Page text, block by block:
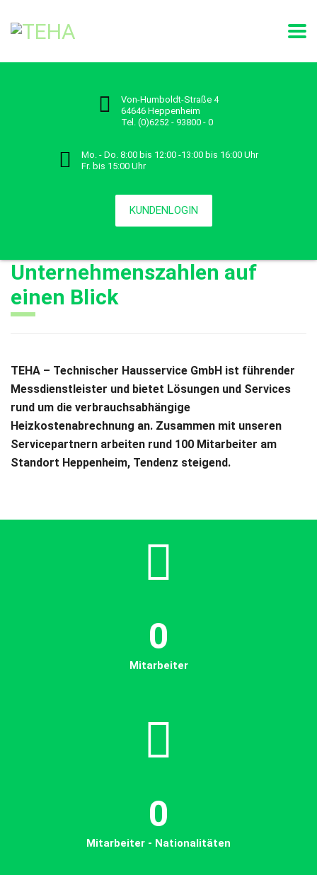
Von-Humboldt-Straße 4
64646 Heppenheim
Tel. (0)6252 - 93800 - 0
Mo. - Do. 8:00 bis 12:00 -13:00 bis 16:00 Uhr
Fr. bis 15:00 Uhr
KUNDENLOGIN
Unternehmenszahlen auf
einen Blick
TEHA – Technischer Hausservice GmbH ist führender
Messdienstleister und bietet Lösungen und Services
rund um die verbrauchsabhängige
Heizkostenabrechnung an. Zusammen mit unseren
Servicepartnern arbeiten rund 100 Mitarbeiter am
Standort Heppenheim, Tendenz steigend.
0
Mitarbeiter
0
Mitarbeiter - Nationalitäten